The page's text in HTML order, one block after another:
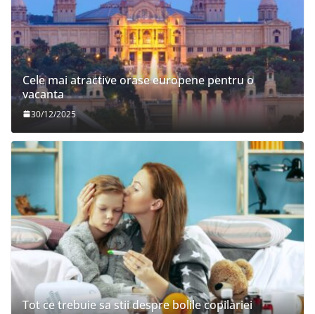
Cele mai atractive orase europene pentru o
vacanta
30/12/2025
Tot ce trebuie sa stii despre bolile copilariei